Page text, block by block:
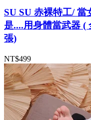
SU SU 赤裸特工/
是....用身體當武器 (
張)
NT$499